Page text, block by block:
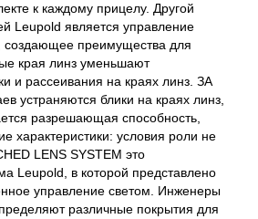
к каждому прицелу. Другой
Leupold является управление
создающее преимущества для
края линз уменьшают
и рассеивания на краях линз. ЗА
устраняются блики на краях линз,
разрешающая способность,
характеристики: условия роли не
LENS SYSTEM это
Leupold, в которой представлено
управление светом. Инженеры
различные покрытия для